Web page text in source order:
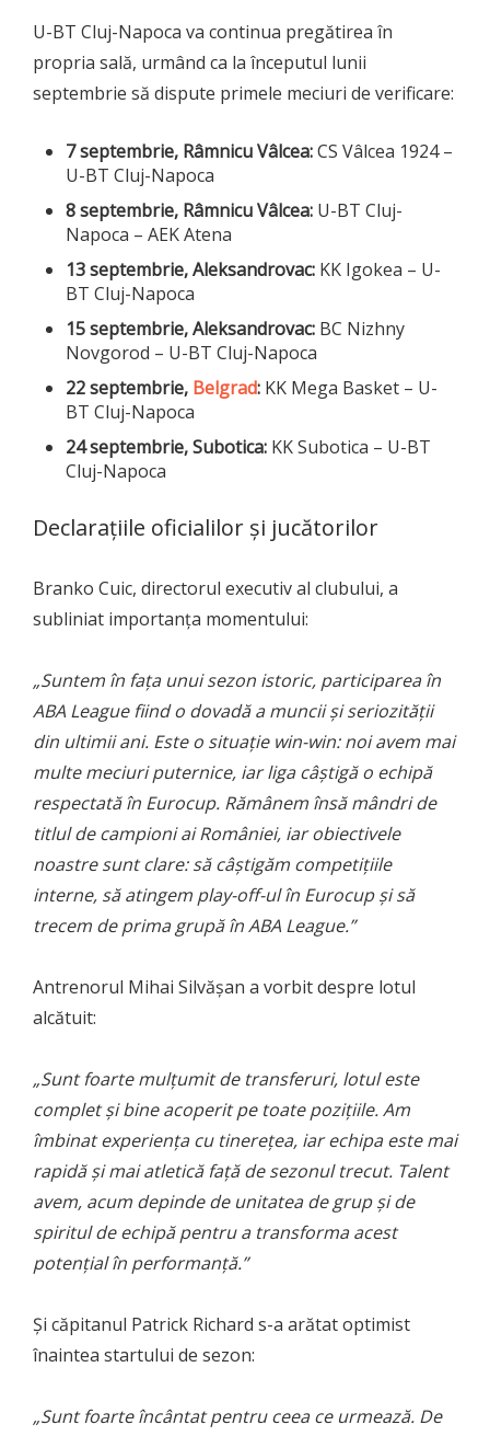
U-BT Cluj-Napoca va continua pregătirea în
propria sală, urmând ca la începutul lunii
septembrie să dispute primele meciuri de verificare:
7 septembrie, Râmnicu Vâlcea:CS Vâlcea 1924 –
U-BT Cluj-Napoca
8 septembrie, Râmnicu Vâlcea: U-BT Cluj-
Napoca – AEK Atena
13 septembrie, Aleksandrovac: KK Igokea – U-
BT Cluj-Napoca
15 septembrie, Aleksandrovac: BC Nizhny
Novgorod – U-BT Cluj-Napoca
22 septembrie, Belgrad: KK Mega Basket – U-
BT Cluj-Napoca
24 septembrie, Subotica: KK Subotica – U-BT
Cluj-Napoca
Declarațiile oficialilor și jucătorilor
Branko Cuic, directorul executiv al clubului, a
subliniat importanța momentului:
„Suntem în fața unui sezon istoric, participarea în
ABA League fiind o dovadă a muncii și seriozității
din ultimii ani. Este o situație win-win: noi avem mai
multe meciuri puternice, iar liga câștigă o echipă
respectată în Eurocup. Rămânem însă mândri de
titlul de campioni ai României, iar obiectivele
noastre sunt clare: să câștigăm competițiile
interne, să atingem play-off-ul în Eurocup și să
trecem de prima grupă în ABA League.”
Antrenorul Mihai Silvășan a vorbit despre lotul
alcătuit:
„Sunt foarte mulțumit de transferuri, lotul este
complet și bine acoperit pe toate pozițiile. Am
îmbinat experiența cu tinerețea, iar echipa este mai
rapidă și mai atletică față de sezonul trecut. Talent
avem, acum depinde de unitatea de grup și de
spiritul de echipă pentru a transforma acest
potențial în performanță.”
Și căpitanul Patrick Richard s-a arătat optimist
înaintea startului de sezon:
„Sunt foarte încântat pentru ceea ce urmează. De